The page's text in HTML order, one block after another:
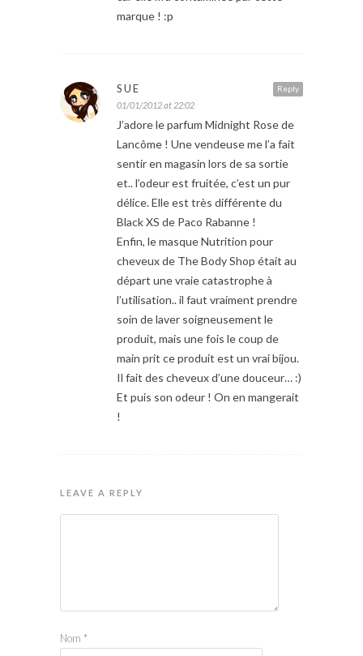
marque ! :p
Reply
SUE
01/01/2012 at 22:02
J’adore le parfum Midnight Rose de
Lancôme ! Une vendeuse me l’a fait
sentir en magasin lors de sa sortie
et.. l’odeur est fruitée, c’est un pur
délice. Elle est très différente du
Black XS de Paco Rabanne !
Enfin, le masque Nutrition pour
cheveux de The Body Shop était au
départ une vraie catastrophe à
l’utilisation.. il faut vraiment prendre
soin de laver soigneusement le
produit, mais une fois le coup de
main prit ce produit est un vrai bijou.
Il fait des cheveux d’une douceur… :)
Et puis son odeur ! On en mangerait
!
LEAVE A REPLY
Nom *